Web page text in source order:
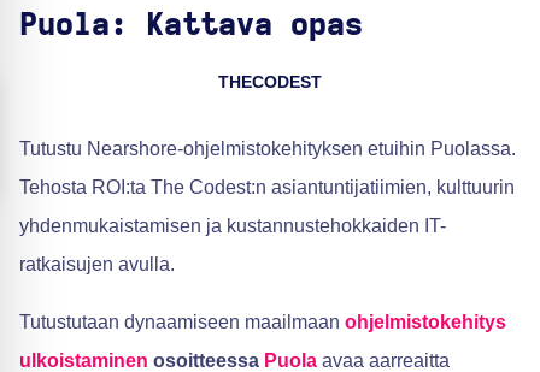
Puola: Kattava opas
THECODEST
Tutustu Nearshore-ohjelmistokehityksen etuihin Puolassa.
Tehosta ROI:ta The Codest:n asiantuntijatiimien, kulttuurin
yhdenmukaistamisen ja kustannustehokkaiden IT-
ratkaisujen avulla.
Tutustutaan dynaamiseen maailmaan ohjelmistokehitys
ulkoistaminen osoitteessa Puola avaa aarreaitta